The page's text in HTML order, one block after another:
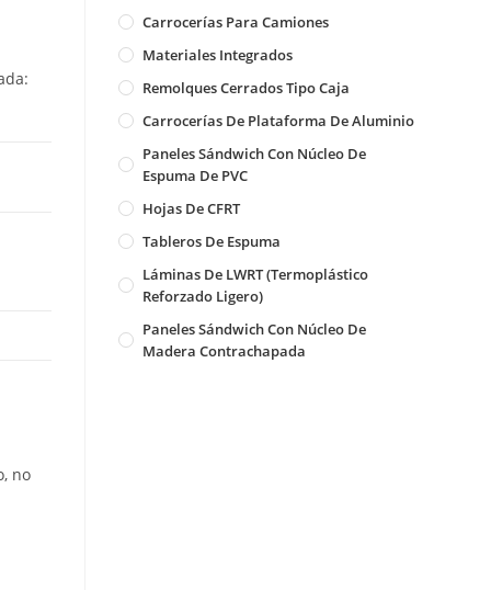
no
Carrocerías Para Camiones
Materiales Integrados
Remolques Cerrados Tipo Caja
Carrocerías De Plataforma De Aluminio
Paneles Sándwich Con Núcleo De
Espuma De PVC
Hojas De CFRT
Tableros De Espuma
Láminas De LWRT (Termoplástico
Reforzado Ligero)
Paneles Sándwich Con Núcleo De
Madera Contrachapada